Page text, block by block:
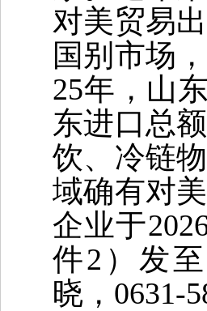
对美贸易
国别市场
25年，山
东进口总
饮、冷链
域确有对
企业于
件2 ） 发至
晓， 0631-